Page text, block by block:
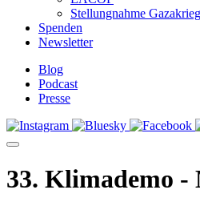
Stellungnahme Gazakrieg
Spenden
Newsletter
Blog
Podcast
Presse
33. Klimademo -